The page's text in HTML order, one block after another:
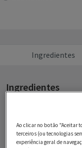
Ingredientes
Ingredientes
300 g de
2 ovos
Ao clicar no botão "Aceitar
terceiros (ou tecnologias
experiência geral de